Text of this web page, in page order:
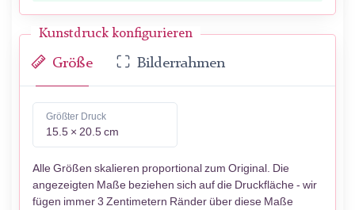
Kunstdruck konfigurieren
Größe Bilderrahmen
Größter Druck
15.5 × 20.5 cm
Alle Größen skalieren proportional zum Original. Die
angezeigten Maße beziehen sich auf die Druckfläche - wir
fügen immer 3 Zentimetern Ränder über diese Maße